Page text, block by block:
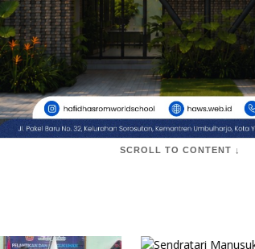
SCROLL TO CONTENT ↓